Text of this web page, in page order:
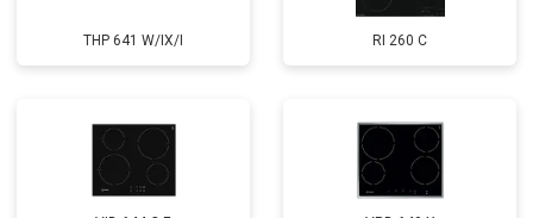
THP 641 W/IX/I RI 260 C